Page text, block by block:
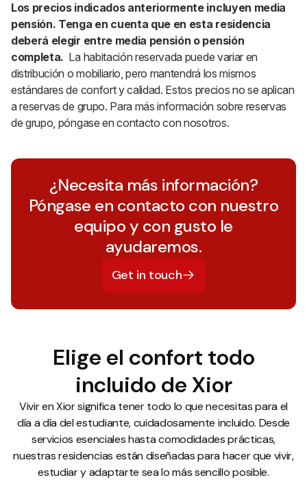
Los precios indicados anteriormente incluyen media
pensión. Tenga en cuenta que en esta residencia
deberá elegir entre media pensión o pensión
completa. La habitación reservada puede variar en
distribución o mobiliario, pero mantendrá los mismos
estándares de confort y calidad. Estos precios no se aplican
a reservas de grupo. Para más información sobre reservas
de grupo, póngase en contacto con nosotros.
¿Necesita más información?
Póngase en contacto con nuestro
equipo y con gusto le
ayudaremos.
Get in touch
Elige el confort todo
incluido de Xior
Vivir en Xior significa tener todo lo que necesitas para el
día a día del estudiante, cuidadosamente incluido. Desde
servicios esenciales hasta comodidades prácticas,
nuestras residencias están diseñadas para hacer que vivir,
estudiar y adaptarte sea lo más sencillo posible.